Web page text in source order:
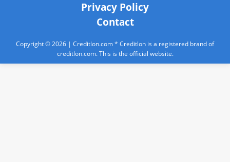
Privacy Policy
Contact
Copyright © 2026 | Creditlon.com* Creditlon is a registered brand of
creditlon.com. This is the official website.